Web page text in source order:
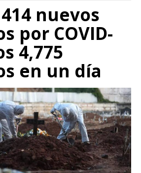
nuevos
por COVID-
4,775
en un día